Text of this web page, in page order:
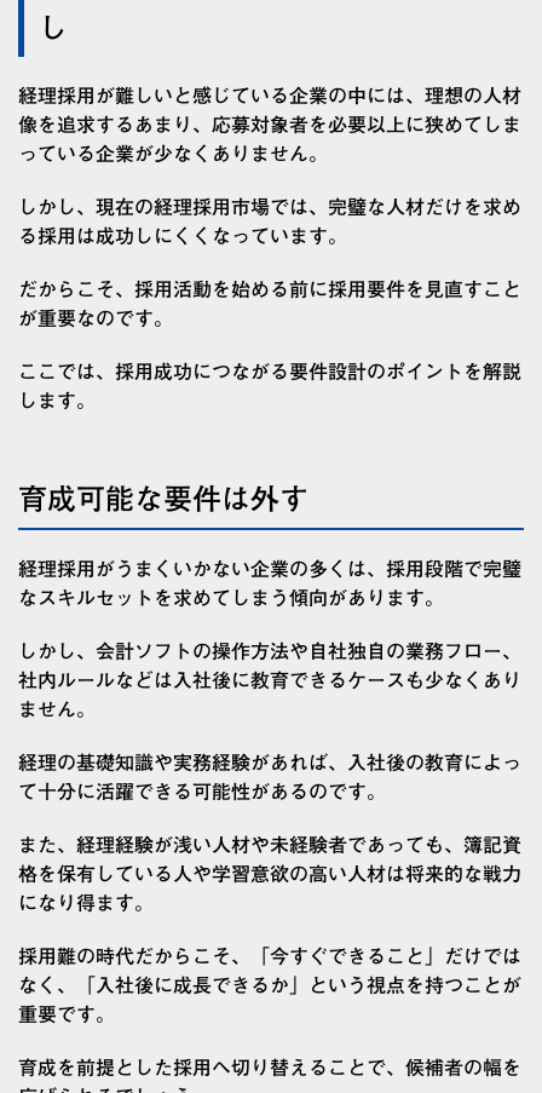
し
経理採用が難しいと感じている企業の中には、理想の人材
像を追求するあまり、応募対象者を必要以上に狭めてしま
っている企業が少なくありません。
しかし、現在の経理採用市場では、完璧な人材だけを求め
る採用は成功しにくくなっています。
だからこそ、採用活動を始める前に採用要件を見直すこと
が重要なのです。
ここでは、採用成功につながる要件設計のポイントを解説
します。
育成可能な要件は外す
経理採用がうまくいかない企業の多くは、採用段階で完璧
なスキルセットを求めてしまう傾向があります。
しかし、会計ソフトの操作方法や自社独自の業務フロー、
社内ルールなどは入社後に教育できるケースも少なくあり
ません。
経理の基礎知識や実務経験があれば、入社後の教育によっ
て十分に活躍できる可能性があるのです。
また、経理経験が浅い人材や未経験者であっても、簿記資
格を保有している人や学習意欲の高い人材は将来的な戦力
になり得ます。
採用難の時代だからこそ、「今すぐできること」だけでは
なく、「入社後に成長できるか」という視点を持つことが
重要です。
育成を前提とした採用へ切り替えることで、候補者の幅を